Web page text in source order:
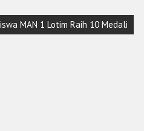
MAN 1 Lotim Raih 10 Medali